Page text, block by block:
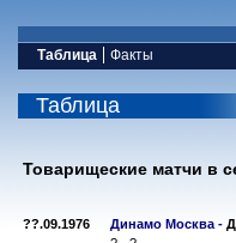
Таблица
Таблица
Товарищеские матчи в
??.09.1976 Динамо Москва -
Факты